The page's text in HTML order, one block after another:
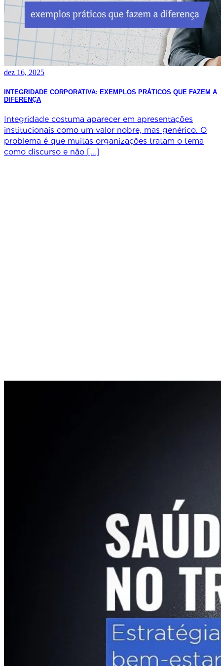
dez 16, 2025
INTEGRIDADE CORPORATIVA: EXEMPLOS PRÁTICOS QUE FAZEM A
DIFERENÇA
Integridade costuma aparecer em apresentações
institucionais como um valor nobre, mas genérico. O
problema é que muitas organizações tratam o tema
como discurso e não […]